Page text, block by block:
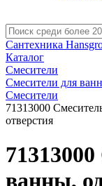
Сантехника
Каталог
Смесители
Смесители для
Смесители
71313000
отверстия
ванны,